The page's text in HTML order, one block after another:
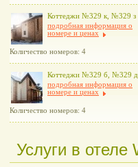
Коттеджи №329 к, №329 з
подробная информация о
номере и ценах
Количество номеров: 4
Коттеджи №329 б, №329 д
подробная информация о
номере и ценах
Количество номеров: 4
Услуги в отеле